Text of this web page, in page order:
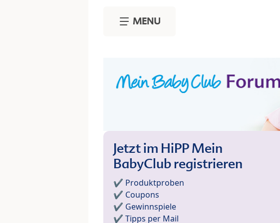
MENU
Jetzt im HiPP Mein
BabyClub registrieren
✔️ Produktproben
✔️ Coupons
✔️ Gewinnspiele
✔️ Tipps per Mail